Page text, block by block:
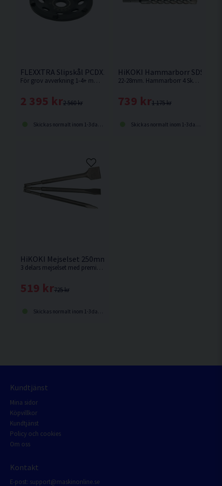
FLEXXTRA Slipskål PCDX1/6 125mm
För grov avverkning 1-4+ mm i kletande beläggningar såsom målarfärg, lim, tjära, mjukputs, epoxy, polyuretan.
2 560 kr
2 395 kr
Skickas normalt inom 1-3 dagar
HiKOKI Hammarborr SDS+ 4
22-28mm. Hammarborr 4 Skär. SDS Plus-fäste. Arbetslängd 200mm. Totallängd 250mm.
1 175 kr
739 kr
Skickas normalt inom 1-3 dagar
HiKOKI Mejselset 250mm SDS-Plus 3 delar
3 delars mejselset med premiummejslar för betong, kakel, murverk och sten från HiKOKI.
725 kr
519 kr
Skickas normalt inom 1-3 dagar
Kundtjänst
Mina sidor
Köpvillkor
Kundtjänst
Policy och cookies
Om oss
Kontakt
E-post: support@maskinonline.se